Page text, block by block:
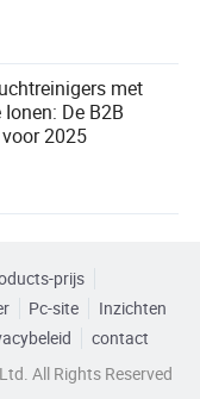
met
De B2B
2025
prijs
Pc-site
Inzichten
contact
All Rights Reserved